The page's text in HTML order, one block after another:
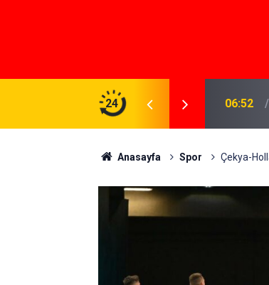
24
Gerekenler: Telegram Gruplarında Daha
04:43
Anasayfa Spor Çekya-